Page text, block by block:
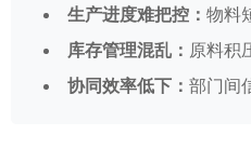
生产进度难把控： 物料
库存管理混乱： 原料积
协同效率低下： 部门间